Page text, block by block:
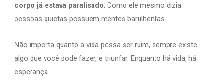
corpo já estava paralisado. Como ele mesmo dizia:
pessoas quietas possuem mentes barulhentas.
Não importa quanto a vida possa ser ruim, sempre existe
algo que você pode fazer, e triunfar. Enquanto há vida, há
esperança.